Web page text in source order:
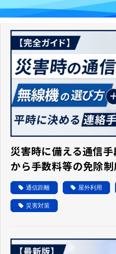
よくあ
災害時に備える通信
から手数料等の免除
通信距離 屋外利用
災害対策